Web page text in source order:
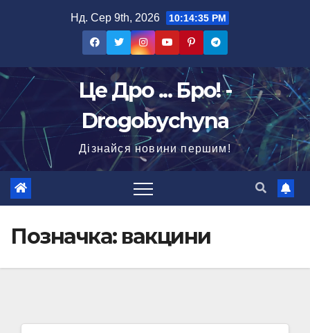
Нд. Сер 9th, 2026 10:14:37 PM
Це Дро ... Бро! -
Drogobychyna
Дізнайся новини першим!
Позначка: вакцини